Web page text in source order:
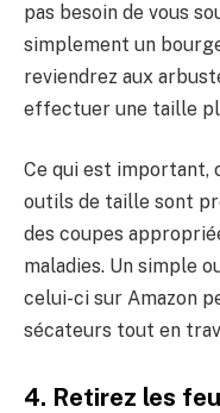
pas besoin de vous
simplement un
reviendrez aux
effectuer une taille
Ce qui est important,
outils de taille sont
des coupes
maladies. Un simple
celui-ci sur Amazon
sécateurs tout en
4. Retirez les